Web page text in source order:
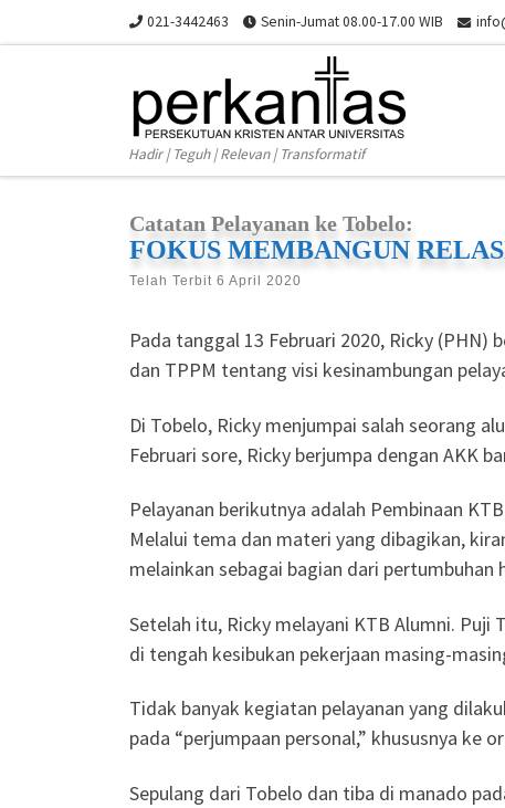
Skip to content 021-3442463 Senin-Jumat 08.00-17.00 WIB
Hadir | Teguh | Relevan | Transformatif
Catatan Pelayanan ke Tobelo:
FOKUS MEMBANGUN
Telah Terbit 6 April 2020
Pada tanggal 13 Februari 2020, Ricky
dan TPPM tentang visi kesinambungan
Di Tobelo, Ricky menjumpai salah seorang
Februari sore, Ricky berjumpa dengan AKK
Pelayanan berikutnya adalah Pembinaan
Melalui tema dan materi yang dibagikan,
melainkan sebagai bagian dari pertumbuhan
Setelah itu, Ricky melayani KTB Alumni. Puji
di tengah kesibukan pekerjaan masing-
Tidak banyak kegiatan pelayanan yang
pada “perjumpaan personal,” khususnya ke
Sepulang dari Tobelo dan tiba di manado